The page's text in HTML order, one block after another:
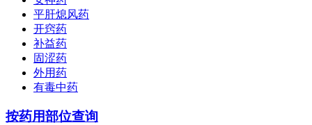
平肝熄风药
开窍药
补益药
固涩药
外用药
有毒中药
按药用部位查询